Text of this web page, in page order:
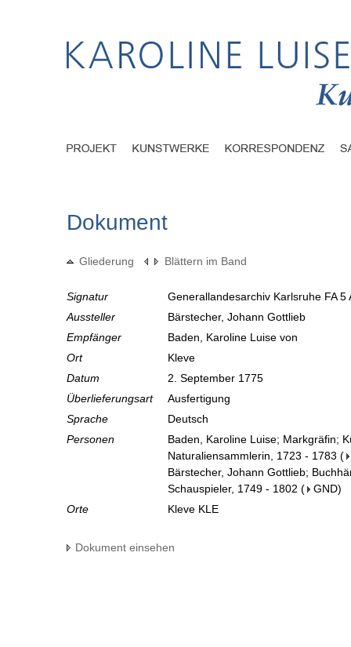
Dokument
Gliederung Blättern im Band
Signatur
Generallandesarchiv Karlsruhe FA
Aussteller
Bärstecher, Johann Gottlieb
Empfänger
Baden, Karoline Luise von
Ort
Kleve
Datum
2. September 1775
Überlieferungsart
Ausfertigung
Sprache
Deutsch
Personen
Baden, Karoline Luise; Markgräfin;
Naturaliensammlerin, 1723 - 1783 (
Bärstecher, Johann Gottlieb;
Schauspieler, 1749 - 1802 ( GND)
Orte
Kleve KLE
Dokument einsehen